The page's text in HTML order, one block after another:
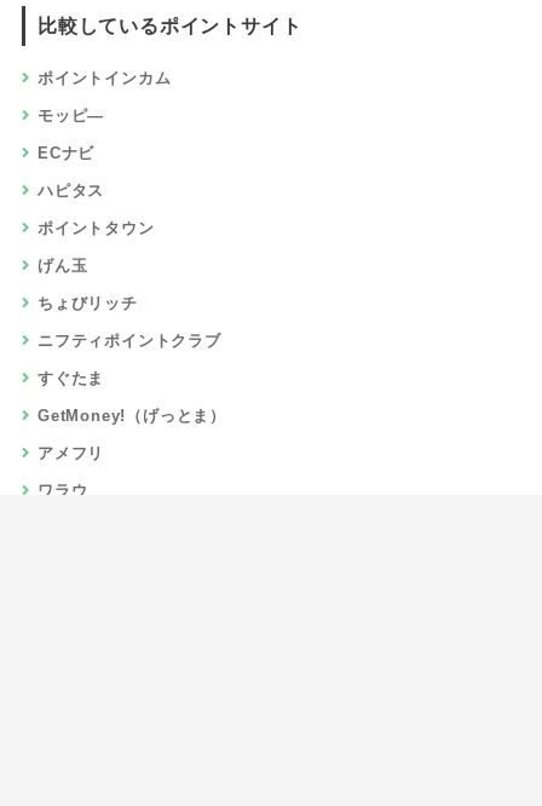
比較しているポイントサイト
ポイントインカム
モッピ―
ECナビ
ハピタス
ポイントタウン
げん玉
ちょびリッチ
ニフティポイントクラブ
すぐたま
GetMoney!（げっとま）
アメフリ
ワラウ